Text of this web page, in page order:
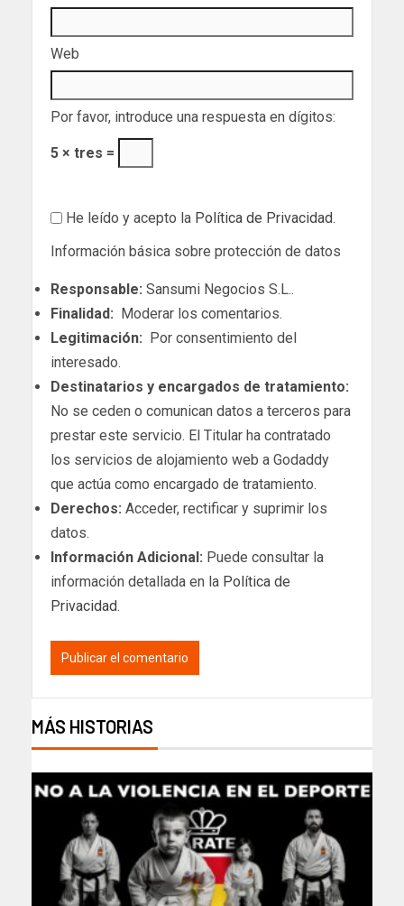
Web
Por favor, introduce una respuesta en dígitos:
5 × tres =
He leído y acepto la Política de Privacidad.
Información básica sobre protección de datos
Responsable: Sansumi Negocios S.L..
Finalidad: Moderar los comentarios.
Legitimación: Por consentimiento del
interesado.
Destinatarios y encargados de tratamiento:
No se ceden o comunican datos a terceros para
prestar este servicio. El Titular ha contratado
los servicios de alojamiento web a Godaddy
que actúa como encargado de tratamiento.
Derechos: Acceder, rectificar y suprimir los
datos.
Información Adicional: Puede consultar la
información detallada en la Política de
Privacidad.
MÁS HISTORIAS